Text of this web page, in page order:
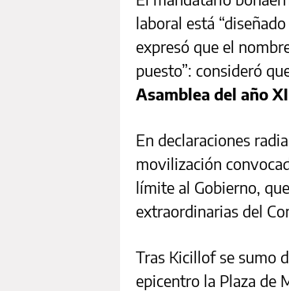
laboral está
expresó que el
puesto”: consideró
Asamblea del año
En declaraciones
movilización
límite al Gobierno,
extraordinarias del
Tras Kicillof se sumo
epicentro la Plaza de